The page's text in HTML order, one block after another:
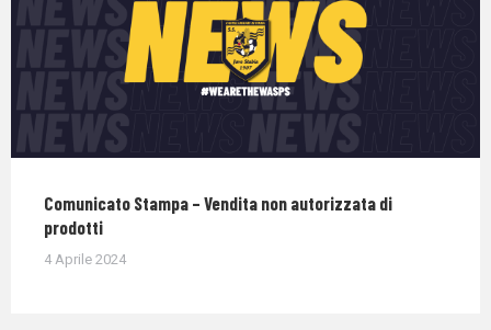
Comunicato Stampa – Vendita non autorizzata di
prodotti
4 Aprile 2024